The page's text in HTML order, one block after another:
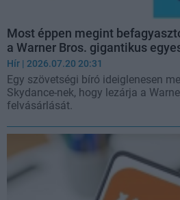
Most éppen megint
a Warner Bros. gigantikus
Hír | 2026.07.20 20:31
Egy szövetségi bíró ideiglenesen
Skydance-nek, hogy lezárja a
felvásárlását.